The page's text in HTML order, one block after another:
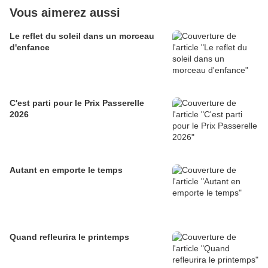
Vous aimerez aussi
Le reflet du soleil dans un morceau
d'enfance
C'est parti pour le Prix Passerelle
2026
Autant en emporte le temps
Quand refleurira le printemps